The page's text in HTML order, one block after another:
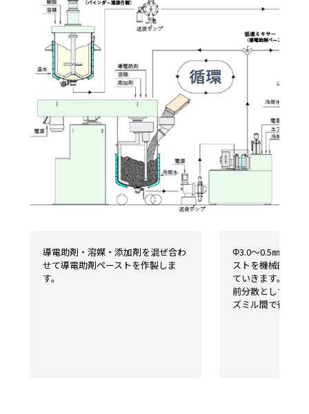
導電助剤・溶媒・添加剤を混ぜ合わ
せて導電助剤ペーストを作製しま
す。
Φ3.0～0.5㎜のビ
ストを機械的に分
ていきます。
前分散として高速
ズミル間で循環運